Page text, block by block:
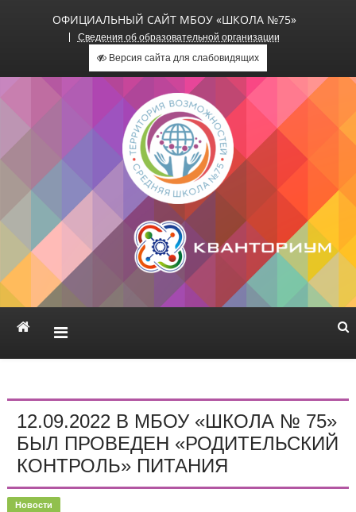
ОФИЦИАЛЬНЫЙ САЙТ МБОУ «ШКОЛА №75»
Сведения об образовательной организации
Версия сайта для слабовидящих
Официальный сайт МБОУ
«Школа №75»
12.09.2022 В МБОУ «ШКОЛА № 75»
БЫЛ ПРОВЕДЕН «РОДИТЕЛЬСКИЙ
КОНТРОЛЬ» ПИТАНИЯ
Новости